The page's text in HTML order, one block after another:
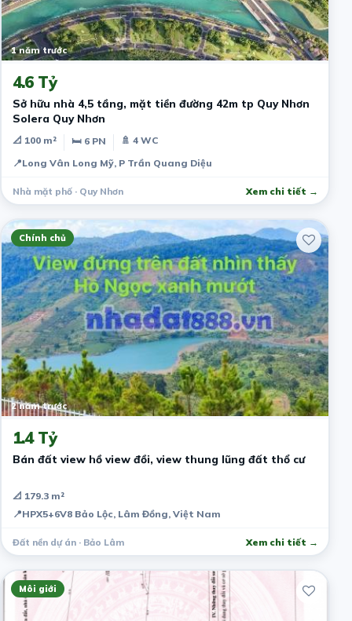
1 năm trước
4.6 Tỷ
Sở hữu nhà 4,5 tầng, mặt tiền đường 42m tp Quy Nhơn
Solera Quy Nhơn
📐 100 m² 🛏 6 PN
🚿 4 WC
📍Long Vân Long Mỹ, P Trần Quang Diệu
Nhà mặt phố · Quy Nhơn Xem chi tiết →
Chính chủ
2 năm trước
1.4 Tỷ
Bán đất view hồ view đồi, view thung lũng đất thổ cư
📐 179.3 m²
📍HPX5+6V8 Bảo Lộc, Lâm Đồng, Việt Nam
Đất nền dự án · Bảo Lâm Xem chi tiết →
Môi giới